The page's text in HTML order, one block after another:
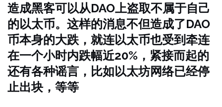
造成黑客可以从DAO上盗取不属于自己
的以太币。这样的消息不但造成了DAO
币本身的大跌，就连以太币也受到牵连
在一个小时内跌幅近20%，紧接而起的
还有各种谣言，比如以太坊网络已经停
止出块，等等